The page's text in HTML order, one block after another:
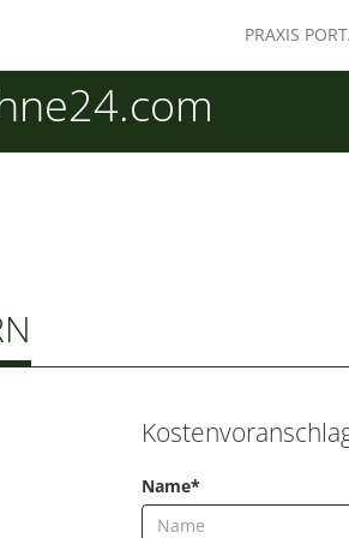
PRAXIS
Name*